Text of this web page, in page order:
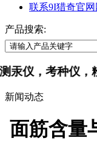
联系9I猎奇官
产品搜索:
，考种仪
新闻动态
面筋含量